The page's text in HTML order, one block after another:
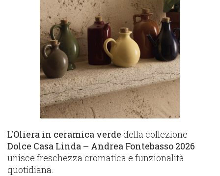
L’Oliera in ceramica verde della collezione
Dolce Casa Linda – Andrea Fontebasso 2026
unisce freschezza cromatica e funzionalità
quotidiana.